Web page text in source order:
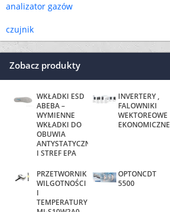
analizator gazów
czujnik
Zobacz produkty
WKŁADKI ESD
ABEBA –
WYMIENNE
WKŁADKI DO
OBUWIA
ANTYSTATYCZNEGO
I STREF EPA
INVERTERY ,
FALOWNIKI
WEKTOREOWE
EKONOMICZNE
PRZETWORNIK
WILGOTNOŚCI
I
TEMPERATURY
OPTONCDT
5500